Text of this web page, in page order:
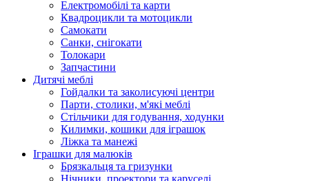
Електромобілі та карти
Квадроцикли та мотоцикли
Самокати
Санки, снігокати
Толокари
Запчастини
Дитячі меблі
Гойдалки та заколисуючі центри
Парти, столики, м'які меблі
Стільчики для годування, ходунки
Килимки, кошики для іграшок
Ліжка та манежі
Іграшки для малюків
Брязкальця та гризунки
Нічники, проектори та каруселі